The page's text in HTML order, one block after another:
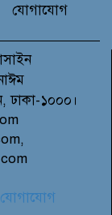
যোগাযোগ
ঢাকা-১০০০।
যোগাযোগ